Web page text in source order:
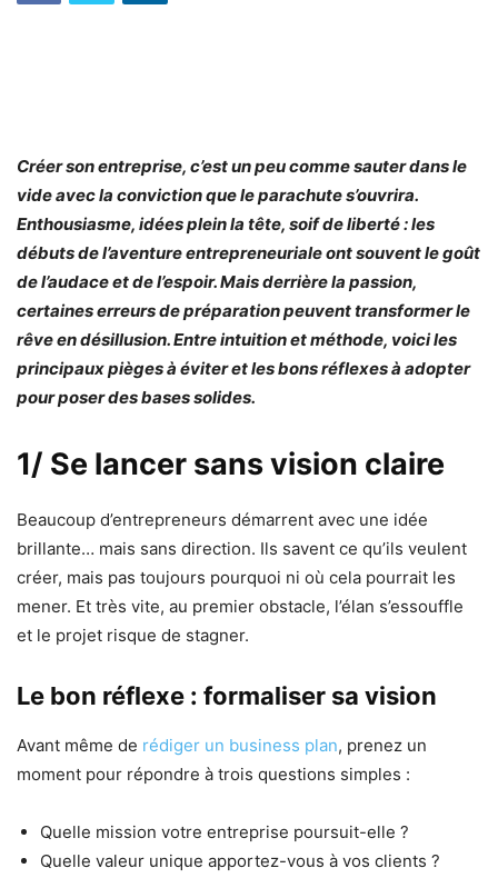
Créer son entreprise, c’est un peu comme sauter dans le
vide avec la conviction que le parachute s’ouvrira.
Enthousiasme, idées plein la tête, soif de liberté : les
débuts de l’aventure entrepreneuriale ont souvent le goût
de l’audace et de l’espoir. Mais derrière la passion,
certaines erreurs de préparation peuvent transformer le
rêve en désillusion. Entre intuition et méthode, voici les
principaux pièges à éviter et les bons réflexes à adopter
pour poser des bases solides.
1/ Se lancer sans vision claire
Beaucoup d’entrepreneurs démarrent avec une idée
brillante… mais sans direction. Ils savent ce qu’ils veulent
créer, mais pas toujours pourquoi ni où cela pourrait les
mener. Et très vite, au premier obstacle, l’élan s’essouffle
et le projet risque de stagner.
Le bon réflexe : formaliser sa vision
Avant même de rédiger un business plan, prenez un
moment pour répondre à trois questions simples :
Quelle mission votre entreprise poursuit-elle ?
Quelle valeur unique apportez-vous à vos clients ?